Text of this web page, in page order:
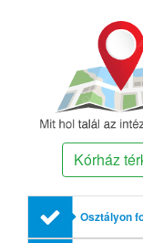
Kórház
Osztályon